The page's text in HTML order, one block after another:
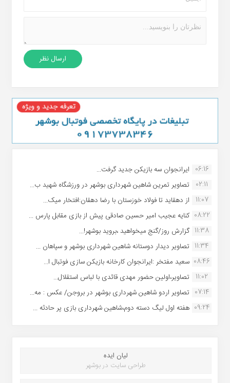
06:16 ایرانجوان سه بازیکن جدید گرفت...
02:11
تصاویر تمرین شاهین شهردارى بوشهر در ورزشگاه شهید ب...
11:07
از دهقاید تا فولاد خوزستان با رضا دهقان:افتخار میک...
08:22 کنایه عجیب امیر حسین صادقی پیش از بازی مقابل پارس ...
11:38 گزارش روز/گنج میخواهید ،بروید بوشهر!...
11:34 تصاویر دیدار دوستانه شاهین شهردارى بوشهر و سپاهان ...
08:46 سعید مفتخر :ایرانجوان کارخانه بازیکن سازی فوتبال ا...
11:02
تصاویر،اولین حضور مهدی قائدی با لباس استقلال...
07:14 تصاویر اردو شاهین شهرداری بوشهر در بروجن/ عکس : مه...
09:24 هفته اول لیگ دسته دوم،شاهین شهرداری بازی پر حادثه ...
لیان ایده
طراحی سایت در بوشهر